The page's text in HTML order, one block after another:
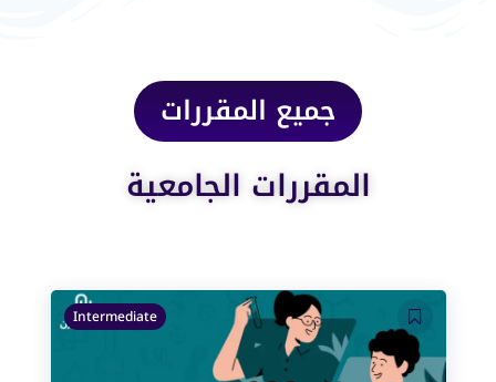
جميع المقررات
المقررات الجامعية
Intermediate